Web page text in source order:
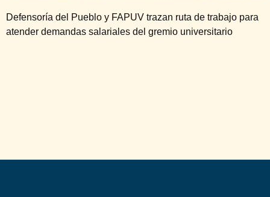
Defensoría del Pueblo y FAPUV trazan ruta de trabajo para
atender demandas salariales del gremio universitario